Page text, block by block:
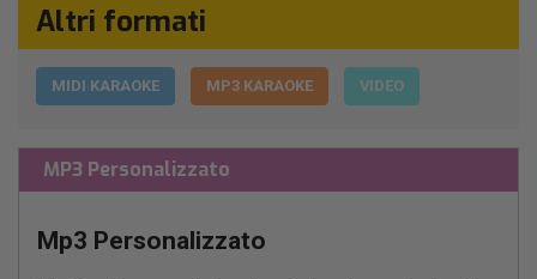
Altri formati
MIDI KARAOKE MP3 KARAOKE VIDEO
MP3 Personalizzato
Mp3 Personalizzato